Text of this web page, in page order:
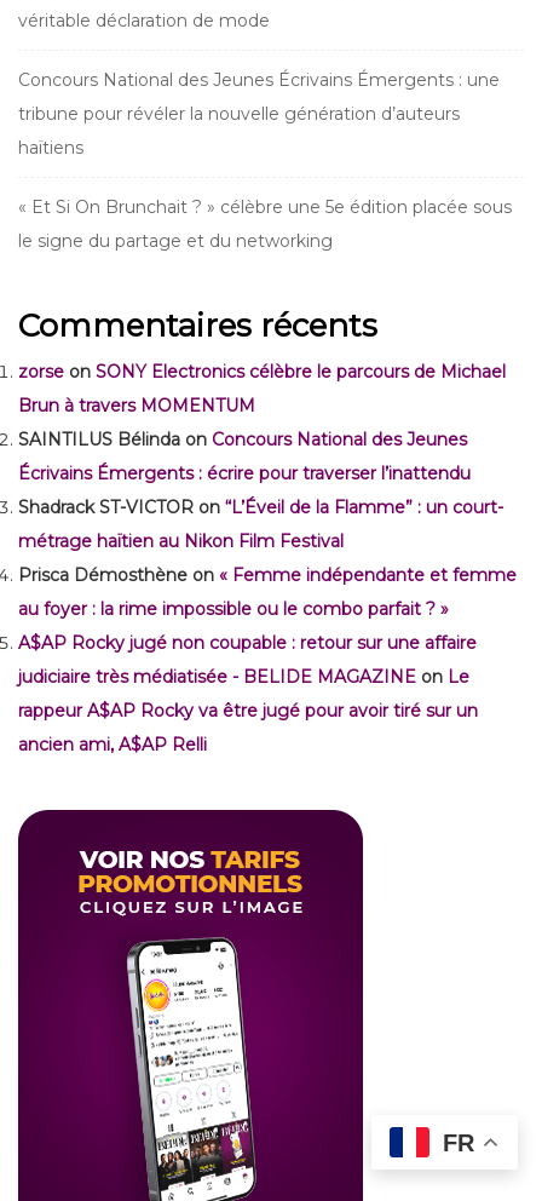
véritable déclaration de mode
Concours National des Jeunes Écrivains Émergents : une
tribune pour révéler la nouvelle génération d’auteurs
haïtiens
« Et Si On Brunchait ? » célèbre une 5e édition placée sous
le signe du partage et du networking
Commentaires récents
zorse on SONY Electronics célèbre le parcours de Michael
Brun à travers MOMENTUM
SAINTILUS Bélinda on Concours National des Jeunes
Écrivains Émergents : écrire pour traverser l’inattendu
Shadrack ST-VICTOR on “L’Éveil de la Flamme” : un court-
métrage haïtien au Nikon Film Festival
Prisca Démosthène on « Femme indépendante et femme
au foyer : la rime impossible ou le combo parfait ? »
A$AP Rocky jugé non coupable : retour sur une affaire
judiciaire très médiatisée - BELIDE MAGAZINE on Le
rappeur A$AP Rocky va être jugé pour avoir tiré sur un
ancien ami, A$AP Relli
FR